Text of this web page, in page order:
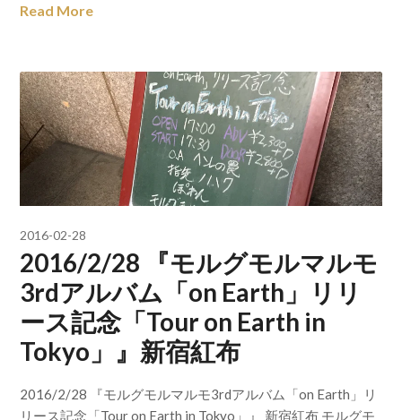
Read More
2016-02-28
2016/2/28 『モルグモルマルモ
3rdアルバム「on Earth」リリ
ース記念「Tour on Earth in
Tokyo」』新宿紅布
2016/2/28 『モルグモルマルモ3rdアルバム「on Earth」リ
リース記念「Tour on Earth in Tokyo」』 新宿紅布 モルグモ